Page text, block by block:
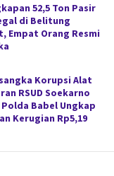
52,5 Ton Pasir
di Belitung
Empat Orang Resmi
Korupsi Alat
RSUD Soekarno
Babel Ungkap
Kerugian Rp5,19